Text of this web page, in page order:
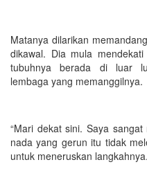
Matanya dilarikan
dikawal. Dia mula
tubuhnya berada di luar
lembaga yang memanggilnya.
“Mari dekat sini. Saya
nada yang gerun itu tidak
untuk meneruskan langkahnya.